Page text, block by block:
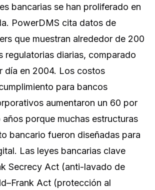
bancarias se han proliferado en
PowerDMS cita datos de
que muestran alrededor de 200
regulatorias diarias, comparado
día en 2004. Los costos
para bancos
aumentaron un 60 por
porque muchas estructuras
bancario fueron diseñadas para
Las leyes bancarias clave
Secrecy Act (anti-lavado de
Act (protección al